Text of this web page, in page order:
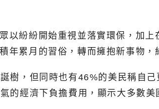
以紛紛開始重視並落實環保，加
累月的習俗，轉而擁抱新事物，
樹，但同時也有46%的美民稱自
經濟下負擔費用，顯示大多數美